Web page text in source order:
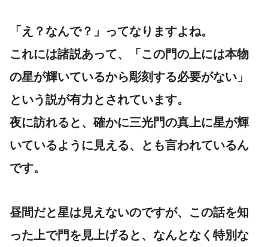
「え？なんで？」ってなりますよね。
これには諸説あって、「この門の上には本物
の星が輝いているから彫刻する必要がない」
という説が有力とされています。
夜に訪れると、確かに三光門の真上に星が輝
いているように見える、とも言われているん
です。
昼間だと星は見えないのですが、この話を知
った上で門を見上げると、なんとなく特別な